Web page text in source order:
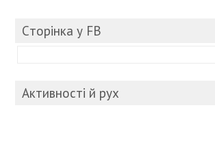
Cторінка у FB
Активності й рух